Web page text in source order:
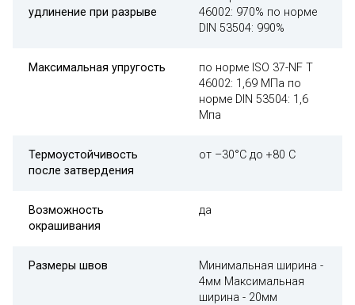
удлинение при разрыве
46002: 970% по норме
DIN 53504: 990%
Максимальная упругость
по норме ISO 37-NF T
46002: 1,69 MПa по
норме DIN 53504: 1,6
Mпa
Термоустойчивость
после затвердения
от –30°C до +80 C
Возможность
окрашивания
да
Размеры швов
Минимальная ширина -
4мм Максимальная
ширина - 20мм